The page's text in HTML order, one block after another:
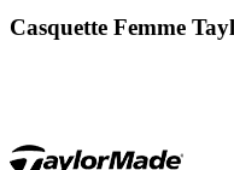
Casquette Femme